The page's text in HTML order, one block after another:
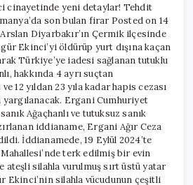
detaylar!
Tehdit
mesajları,
DNA
son
bulan
firar
için
cinayetinde yeni detaylar! Tehdit
son bulan firar Posted on 14
Diyarbakır’ın Çermik ilçesinde
Ekinci’yi öldürüp yurt dışına kaçan
Türkiye’ye iadesi sağlanan tutuklu
hakkında 4 ayrı suçtan
12 yıldan 23 yıla kadar hapis cezası
yargılanacak. Ergani Cumhuriyet
Ağaçhanlı ve tutuksuz sanık
iddianame, Ergani Ağır Ceza
İddianamede, 19 Eylül 2024’te
terk edilmiş bir evin
ateşli silahla vurulmuş sırt üstü yatar
Ekinci’nin silahla vücudunun çeşitli